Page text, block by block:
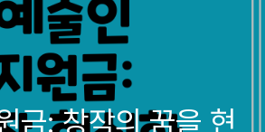
금: 창작의 꿈을 현